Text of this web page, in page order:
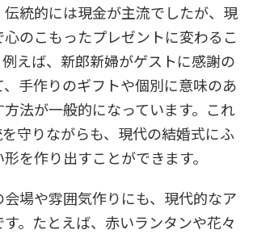
伝統的には現金が主流でしたが、現
のこもったプレゼントに変わるこ
えば、新郎新婦がゲストに感謝の
手作りのギフトや個別に意味のあ
法が一般的になっています。これ
守りながらも、現代の結婚式にふ
を作り出すことができます。
会場や雰囲気作りにも、現代的なア
。たとえば、赤いランタンや花々